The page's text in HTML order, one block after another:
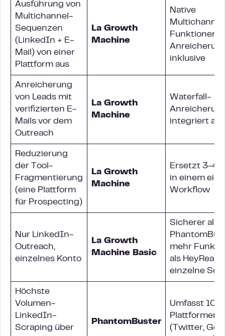
Ausführung von
Multichannel-
Sequenzen
(LinkedIn + E-
Mail) von einer
Plattform aus
La Growth
Machine
Native
Funktionen,
inklusive
Anreicherung
von Leads mit
verifizierten E-
Mails vor dem
Outreach
La Growth
Machine
Waterfall-
integriert ab
Reduzierung
der Tool-
Fragmentierung
(eine Plattform
für Prospecting)
La Growth
Machine
Ersetzt 3-4
in einem
Workflow
Nur LinkedIn-
Outreach,
einzelnes Konto
La Growth
Machine Basic
Sicherer als
mehr
als
einzelne
Höchste
Volumen-
LinkedIn-
Scraping über
PhantomBuster
Umfasst 10+
Plattformen
(Twitter,